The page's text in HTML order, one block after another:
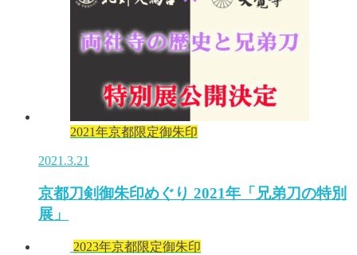
2021年京都限定御朱印
2021.3.21
京都刀剣御朱印めぐり 2021年「兄弟刀の特別
展」
2023年京都限定御朱印